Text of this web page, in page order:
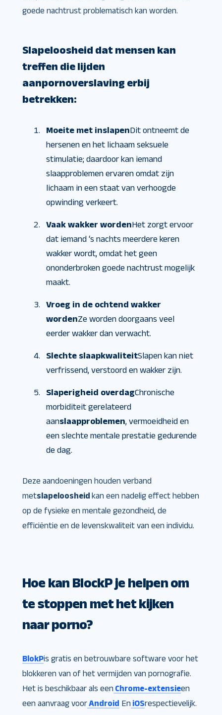
goede nachtrust problematisch kan worden.
Slapeloosheid dat mensen kan
treffen die lijden
aanpornoverslaving erbij
betrekken:
Moeite met inslapenDit ontneemt de
hersenen en het lichaam seksuele
stimulatie; daardoor kan iemand
slaapproblemen ervaren omdat zijn
lichaam in een staat van verhoogde
opwinding verkeert.
Vaak wakker wordenHet zorgt ervoor
dat iemand ‘s nachts meerdere keren
wakker wordt, omdat het geen
ononderbroken goede nachtrust mogelijk
maakt.
Vroeg in de ochtend wakker
wordenZe worden doorgaans veel
eerder wakker dan verwacht.
Slechte slaapkwaliteitSlapen kan niet
verfrissend, verstoord en wakker zijn.
Slaperigheid overdagChronische
morbiditeit gerelateerd
aanslaapproblemen, vermoeidheid en
een slechte mentale prestatie gedurende
de dag.
Deze aandoeningen houden verband
metslapeloosheid kan een nadelig effect hebben
op de fysieke en mentale gezondheid, de
efficiëntie en de levenskwaliteit van een individu.
Hoe kan BlockP je helpen om
te stoppen met het kijken
naar porno?
BlokPis gratis en betrouwbare software voor het
blokkeren van of het vermijden van pornografie.
Het is beschikbaar als een Chrome-extensieen
een aanvraag voorAndroid En iOSrespectievelijk.